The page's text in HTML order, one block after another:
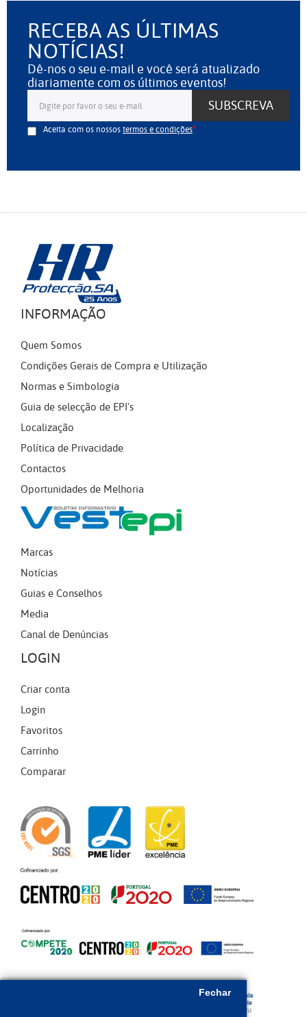
Fechar
RECEBA AS ÚLTIMAS
NOTÍCIAS!
Dê-nos o seu e-mail e você será atualizado
diariamente com os últimos eventos!
SUBSCREVA
Aceita com os nossostermos e condições
INFORMAÇÃO
Quem Somos
Condições Gerais de Compra e Utilização
Normas e Simbologia
Guia de selecção de EPI's
Localização
Política de Privacidade
Contactos
Oportunidades de Melhoria
Marcas
Notícias
Guias e Conselhos
Media
Canal de Denúncias
LOGIN
Criar conta
Login
Favoritos
Carrinho
Comparar